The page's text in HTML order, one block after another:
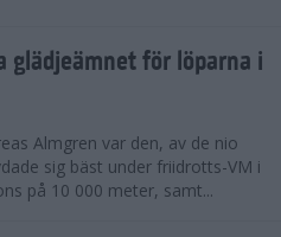
glädjeämnet för löparna i
Almgren var den, av de nio
sig bäst under friidrotts-VM i
på 10 000 meter, samt...